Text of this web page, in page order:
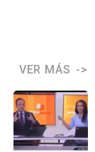
VER MÁS